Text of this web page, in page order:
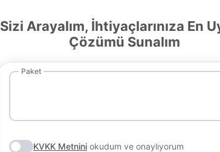
Sizi Arayalım, İhtiyaçlarınıza En
Çözümü Sunalım
Paket
KVKK Metnini okudum ve onaylıyorum